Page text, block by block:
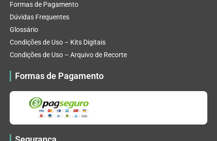
Formas de Pagamento
Dúvidas Frequentes
Glossário
Condições de Uso – Kits Digitais
Condições de Uso – Arquivo de Recorte
Formas de Pagamento